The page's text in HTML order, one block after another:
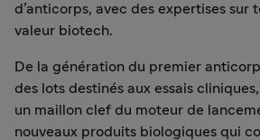
d’anticorps, avec des expertises sur
valeur biotech.
De la génération du premier
des lots destinés aux essais
un maillon clef du moteur de
nouveaux produits biologiques qui